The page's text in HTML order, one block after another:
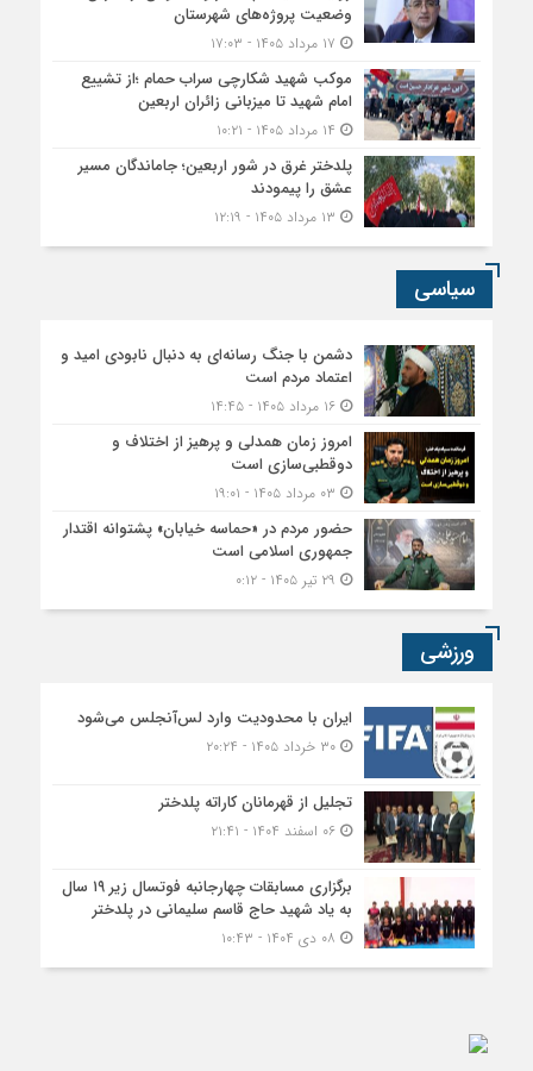
وضعیت پروژه‌های شهرستان
موکب شهید شکارچی سراب حمام ؛از تشییع
امام شهید تا میزبانی زائران اربعین
پلدختر غرق در شور اربعین؛ جاماندگان مسیر
عشق را پیمودند
سیاسی
دشمن با جنگ رسانه‌ای به دنبال نابودی امید و
اعتماد مردم است
۱۶ مرداد ۱۴۰۵ - ۱۴:۴۵
امروز زمان همدلی و پرهیز از اختلاف و
دوقطبی‌سازی است
حضور مردم در «حماسه خیابان» پشتوانه اقتدار
جمهوری اسلامی است
ورزشی
ایران با محدودیت وارد لس‌آنجلس می‌شود
۳۰ خرداد ۱۴۰۵ - ۲۰:۲۴
تجلیل از قهرمانان کاراته پلدختر
۰۶ اسفند ۱۴۰۴ - ۲۱:۴۱
برگزاری مسابقات چهارجانبه فوتسال زیر ۱۹ سال
به یاد شهید حاج قاسم سلیمانی در پلدختر